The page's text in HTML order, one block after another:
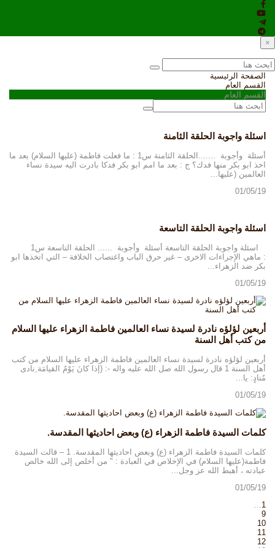
×
الصفحة الرئيسية
القسم العام
القسم العام
اسئلة واجوبة الحلقة الثامنة
أسئلة وأجوبة .......الحلقة الثامنة س1 : ما فعلت فاطمة (عليها السلام) بعد ما
اخذ ابو بكر منها فدك؟ ج : بعد ما امم ابو بكر فدكا بادرت اليه سيدة نساء
العالمين (عليها...
01/05/19
اسئلة واجوبة الحلقة التاسعة
اسئلة واجوبة الحلقة التاسعة أسئلة وأجوبة ...... الحلقة التاسعة س1
: ماهي الإجراءات الاخرى – غير حرق الباب واغتصاب الخلافة – التي اتخذها ابو
بكر ضد الزهراء...
01/05/19
أربعين لؤلؤه نادرة لسيدة نساء العالمين فاطمة الزهراء عليها السلام
من كتب أهل السنة
أربعين لؤلؤه نادرة لسيدة نساء العالمين فاطمة الزهراء عليها السلام من كتب
أهل السنة 1 قال رسول الله صل الله عليه واله -: (إذا كانَ يَوْمُ القيامَة ِنادى
مُنادٍ: يا...
01/05/19
كلمات السيدة فاطمة الزهراء (ع) وبعض احاديثها المقدسة.
كلمات السيدة فاطمة الزهراء (ع) وبعض احاديثها المقدسة. 1 – قالت السيدة
فاطمة(عليها السلام) في الإخلاص في العبادة : " من أخلص إلى الله خالص
عبادته ، أهبط الله عز وجل...
01/05/19
1
…
9
10
11
12